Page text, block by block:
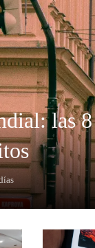
las 8